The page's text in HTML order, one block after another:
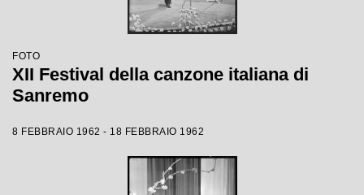
FOTO
XII Festival della canzone italiana di
Sanremo
8 FEBBRAIO 1962 - 18 FEBBRAIO 1962